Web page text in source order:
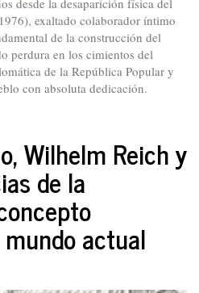
desde la desaparición física del
exaltado colaborador íntimo
de la construcción del
perdura en los cimientos del
de la República Popular y
con absoluta dedicación.
Wilhelm Reich y
de la
actual